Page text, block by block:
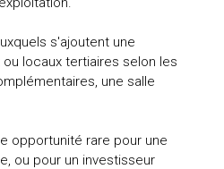
s'ajoutent une
locaux tertiaires selon les
une salle
opportunité rare pour une
ou pour un investisseur